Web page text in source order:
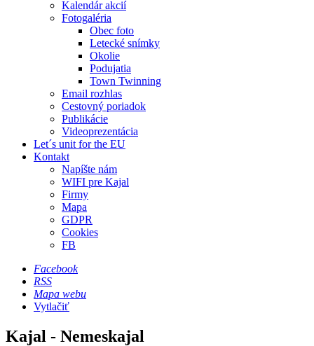
Kalendár akcií
Fotogaléria
Obec foto
Letecké snímky
Okolie
Podujatia
Town Twinning
Email rozhlas
Cestovný poriadok
Publikácie
Videoprezentácia
Let´s unit for the EU
Kontakt
Napíšte nám
WIFI pre Kajal
Firmy
Mapa
GDPR
Cookies
FB
Facebook
RSS
Mapa webu
Vytlačiť
Kajal - Nemeskajal